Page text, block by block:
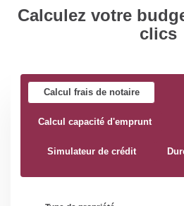
Calculez votre
clics
Calcul frais de notaire
Calcul capacité d'emprunt
Simulateur de crédit